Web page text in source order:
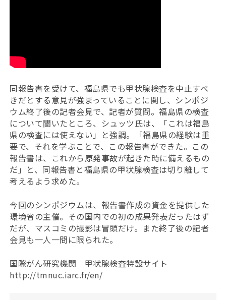
同報告書を受けて、福島県でも甲状腺検査を中止すべ
きだとする意見が強まっていることに関し、シンポジ
ウム終了後の記者会見で、記者が質問。福島県の検査
について聞いたところ、シュッツ氏は、「これは福島
県の検査には使えない」と強調。「福島県の経験は重
要で、それを学ぶことで、この報告書ができた。この
報告書は、これから原発事故が起きた時に備えるもの
だ」と、同報告書と福島県の甲状腺検査は切り離して
考えるよう求めた。
今回のシンポジウムは、報告書作成の資金を提供した
環境省の主催。その国内での初の成果発表だったはず
だが、マスコミの撮影は冒頭だけ。また終了後の記者
会見も一人一問に限られた。
国際がん研究機関 甲状腺検査特設サイト
http://tmnuc.iarc.fr/en/